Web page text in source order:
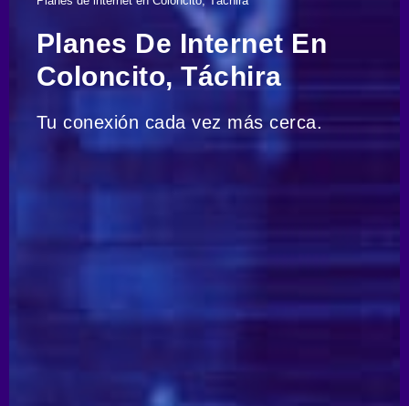
Planes De Internet En
Coloncito, Táchira
Tu conexión cada vez más cerca.